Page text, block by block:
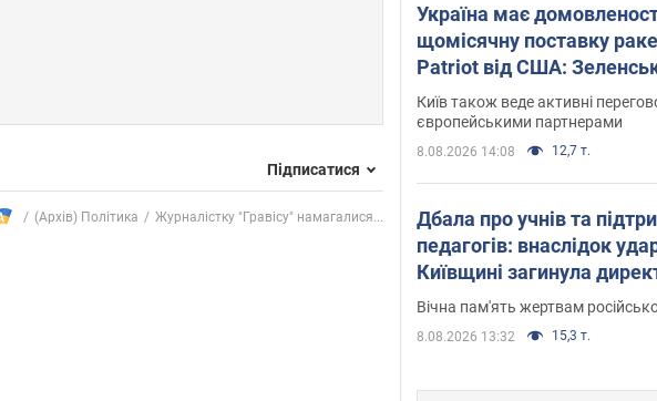
Підписатися
(Архів) Політика Журналістку "Гравісу" намагалися...
Україна має
щомісячну поставку
Patriot від США:
розкрив подробиці
Київ також веде активні
європейськими партнерами
8.08.2026 14:08 12,7 т.
Дбала про учнів та
педагогів: внаслідок
Київщині загинула
київського ліцею, її
Вічна пам'ять жертвам
8.08.2026 13:32 15,3 т.